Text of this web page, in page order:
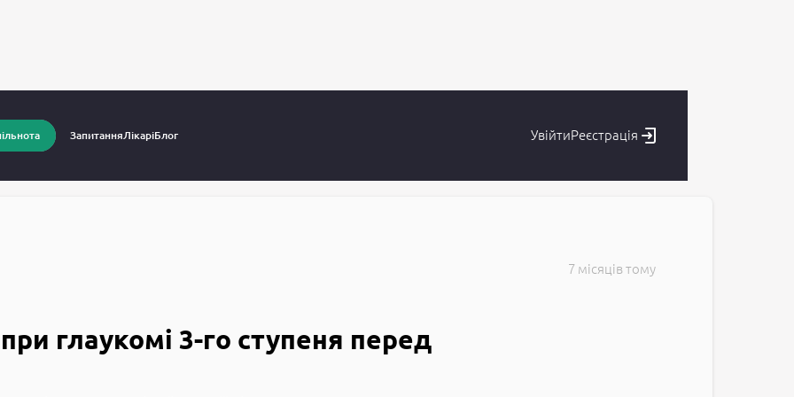
ЗапитанняЛікаріБлог УвійтиРеєстрація
до лікарів
7 місяців тому
глаукомі 3-го ступеня перед